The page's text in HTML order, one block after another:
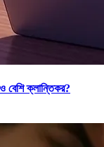
বেশি ক্লান্তিকর?